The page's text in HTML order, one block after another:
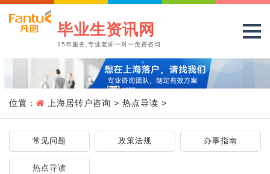
毕业生资讯网
15年服务,专业老师一对一免费咨询
位置： 上海居转户咨询 > 热点导读 >
常见问题 政策法规 办事指南
热点导读